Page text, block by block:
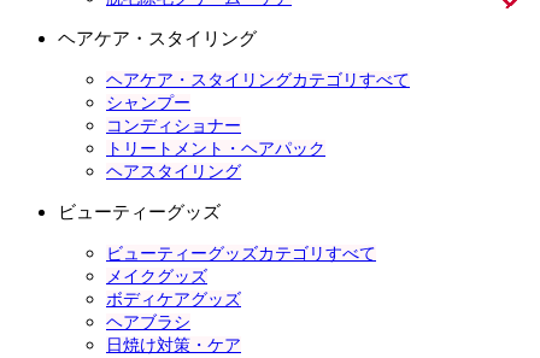
ヘアケア・スタイリング
ヘアケア・スタイリングカテゴリすべて
シャンプー
コンディショナー
トリートメント・ヘアパック
ヘアスタイリング
ビューティーグッズ
ビューティーグッズカテゴリすべて
メイクグッズ
ボディケアグッズ
ヘアブラシ
日焼け対策・ケア